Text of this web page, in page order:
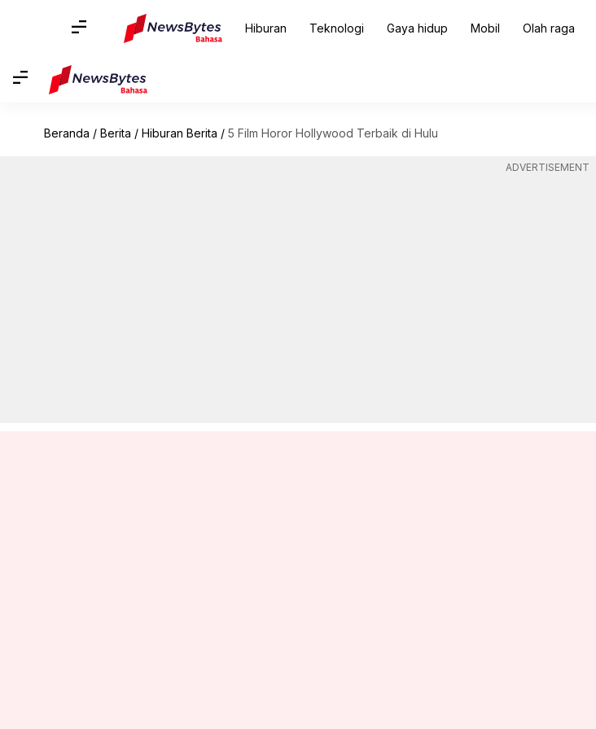
Hiburan Teknologi Gaya hidup Mobil Olah raga
Beranda / Berita / Hiburan Berita / 5 Film Horor Hollywood Terbaik di Hulu
ADVERTISEMENT